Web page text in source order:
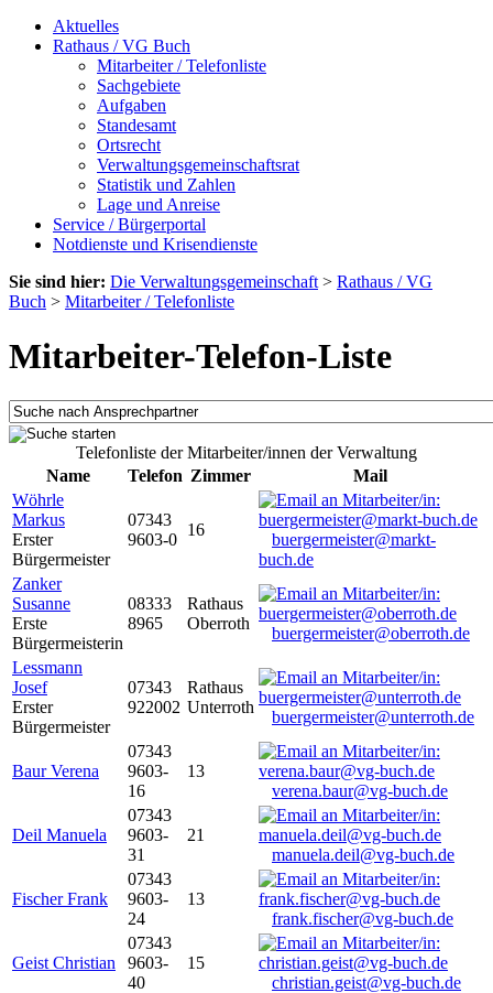
Aktuelles
Rathaus / VG Buch
Mitarbeiter / Telefonliste
Sachgebiete
Aufgaben
Standesamt
Ortsrecht
Verwaltungsgemeinschaftsrat
Statistik und Zahlen
Lage und Anreise
Service / Bürgerportal
Notdienste und Krisendienste
Sie sind hier: Die Verwaltungsgemeinschaft > Rathaus / VG
Buch > Mitarbeiter / Telefonliste
Mitarbeiter-Telefon-Liste
Telefonliste der Mitarbeiter/innen der Verwaltung
Name
Telefon Zimmer
Mail
Wöhrle
Markus
Erster
Bürgermeister
07343
9603-0
16
buergermeister@markt-
buch.de
Zanker
Susanne
Erste
Bürgermeisterin
08333
8965
Rathaus
Oberroth
buergermeister@oberroth.de
Lessmann
Josef
Erster
Bürgermeister
07343
922002
Rathaus
Unterroth
buergermeister@unterroth.de
Baur Verena
07343
9603-
16
13
verena.baur@vg-buch.de
Deil Manuela
07343
9603-
31
21
manuela.deil@vg-buch.de
Fischer Frank
07343
9603-
24
13
frank.fischer@vg-buch.de
Geist Christian
07343
9603-
40
15
christian.geist@vg-buch.de